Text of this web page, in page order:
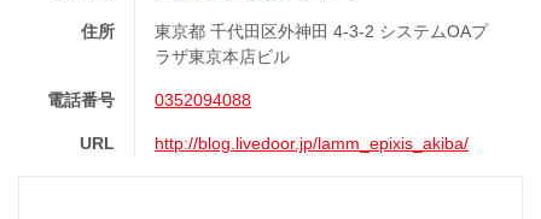
住所
東京都 千代田区外神田 4-3-2 システムOAプ
ラザ東京本店ビル
電話番号 0352094088
URL http://blog.livedoor.jp/lamm_epixis_akiba/